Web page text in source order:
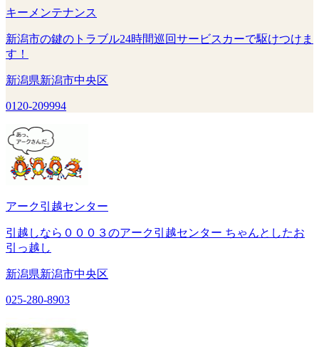
キーメンテナンス
新潟市の鍵のトラブル24時間巡回サービスカーで駆けつけま
す！
新潟県新潟市中央区
0120-209994
アーク引越センター
引越しなら０００３のアーク引越センター ちゃんとしたお
引っ越し
新潟県新潟市中央区
025-280-8903